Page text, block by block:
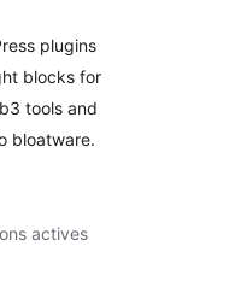
plugins
blocks for
tools and
bloatware.
actives